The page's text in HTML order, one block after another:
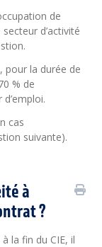
de
d’activité
pour la durée de
% de
cas
suivante).
à
?
la fin du CIE, il